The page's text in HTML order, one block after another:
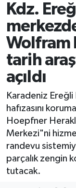
Kdz.
Wolfram
tarih
açıldı
Karadeniz
hafızasını
Hoepfner
Merkezi"ni
randevu
parçalık zengin
tutacak.
Alaplı
Asayiş
Bartın
Karabük
Devrek
Bolu
ÇEVRE
Tüm
Son Dakika
Haber Arşivi